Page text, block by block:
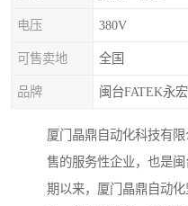
电压 380V
可售卖地 全国
品牌 闽台FATEK永宏
厦门晶鼎自动化科技有
售的服务性企业，也是
期以来，厦门晶鼎自动